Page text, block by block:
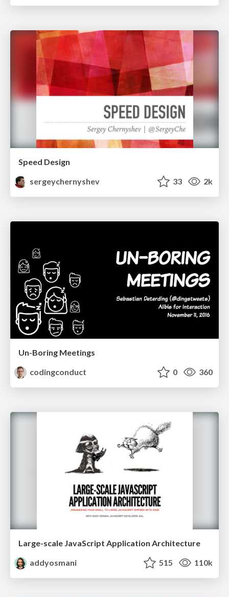
Speed Design
sergeychernyshev
33 2k
Un-Boring Meetings
codingconduct
0 360
Large-scale JavaScript Application Architecture
addyosmani
515 110k